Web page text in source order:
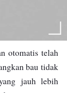
otomatis telah
bau tidak
jauh lebih